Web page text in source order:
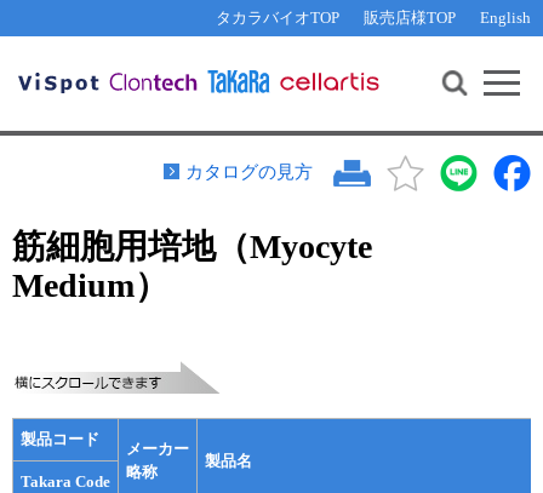
タカラバイオTOP 販売店様TOP English
機能解析・サイレンシング
PCR・等温増幅
リアルタイムPCR（qPCR）
テクニカルサポートライン
その他 ライセンスに関するご相談
遺伝子組換え生物該当製品
研究支援ツール
Cut-Site Navigator 制限酵素切断サイトの検索
In-Fusion Cloning プライマー設計
抗体検索サイト
リアルタイムPCR
リアルタイムPCR（プローブ法）
プライマー・プローブ検索・注文
機器ソフトウェア・ベクター配列ダウンロード
お問い合わせ WEB会員登録
カタログの見方
筋細胞用培地（Myocyte
Medium）
製品コード
メーカー
略称
製品名
Takara Code